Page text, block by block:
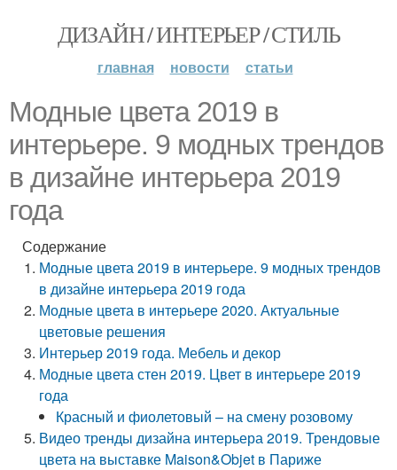
ДИЗАЙН / ИНТЕРЬЕР / СТИЛЬ
главная новости статьи
Модные цвета 2019 в
интерьере. 9 модных трендов
в дизайне интерьера 2019
года
Содержание
Модные цвета 2019 в интерьере. 9 модных трендов
в дизайне интерьера 2019 года
Модные цвета в интерьере 2020. Актуальные
цветовые решения
Интерьер 2019 года. Мебель и декор
Модные цвета стен 2019. Цвет в интерьере 2019
года
Красный и фиолетовый – на смену розовому
Видео тренды дизайна интерьера 2019. Трендовые
цвета на выставке Maison&Objet в Париже